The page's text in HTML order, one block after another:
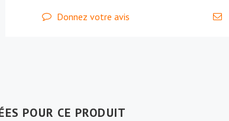
Donnez votre avis
POUR CE PRODUIT